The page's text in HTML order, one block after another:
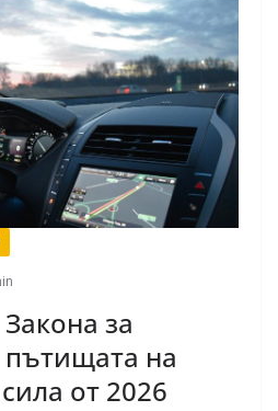
за
на
от 2026